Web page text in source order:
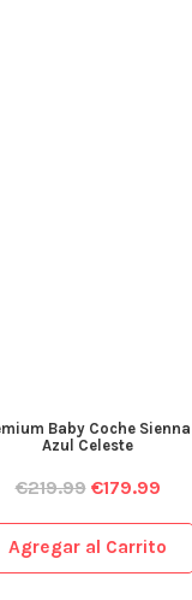
Baby Coche Sienna |
Azul Celeste
€219.99 €179.99
Agregar al Carrito